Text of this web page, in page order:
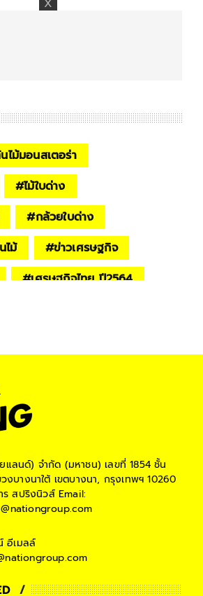
ไม้มอนสเตอร่า
#ไม้ใบด่าง
#กล้วยใบด่าง
ม้ #ข่าวเศรษฐกิจ
#เศรษฐกิจไทย ปี2564
แลนด์) จำกัด (มหาชน) เลขที่ 1854 ชั้น
งบางนาใต้ เขตบางนา, กรุงเทพฯ 10260
สปริงนิวส์Email:
อีเมลล์